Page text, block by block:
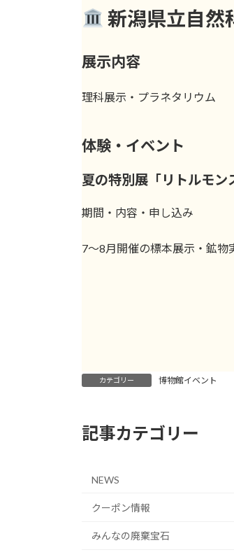
新潟県立自然
展示内容
理科展示・プラネタリウム
体験・イベント
夏の特別展「リトルモン
期間・内容・申し込み
7〜8月開催の標本展示・鉱
カテゴリー 博物館イベント
記事カテゴリー
NEWS
クーポン情報
みんなの廃棄宝石